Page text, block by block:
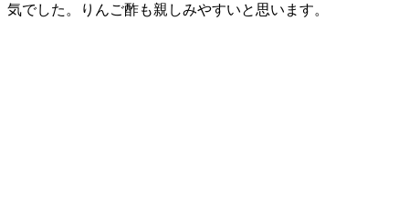
気でした。りんご酢も親しみやすいと思います。